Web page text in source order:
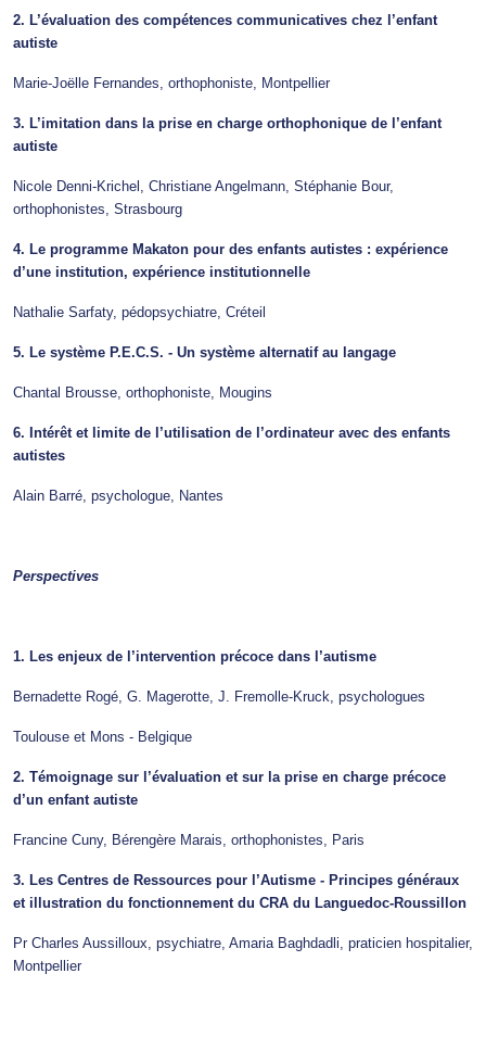
2. L’évaluation des compétences communicatives chez l’enfant
autiste
Marie-Joëlle Fernandes, orthophoniste, Montpellier
3. L’imitation dans la prise en charge orthophonique de l’enfant
autiste
Nicole Denni-Krichel, Christiane Angelmann, Stéphanie Bour,
orthophonistes, Strasbourg
4. Le programme Makaton pour des enfants autistes : expérience
d’une institution, expérience institutionnelle
Nathalie Sarfaty, pédopsychiatre, Créteil
5. Le système P.E.C.S. - Un système alternatif au langage
Chantal Brousse, orthophoniste, Mougins
6. Intérêt et limite de l’utilisation de l’ordinateur avec des enfants
autistes
Alain Barré, psychologue, Nantes
Perspectives
1. Les enjeux de l’intervention précoce dans l’autisme
Bernadette Rogé, G. Magerotte, J. Fremolle-Kruck, psychologues
Toulouse et Mons - Belgique
2. Témoignage sur l’évaluation et sur la prise en charge précoce
d’un enfant autiste
Francine Cuny, Bérengère Marais, orthophonistes, Paris
3. Les Centres de Ressources pour l’Autisme - Principes généraux
et illustration du fonctionnement du CRA du Languedoc-Roussillon
Pr Charles Aussilloux, psychiatre, Amaria Baghdadli, praticien hospitalier,
Montpellier